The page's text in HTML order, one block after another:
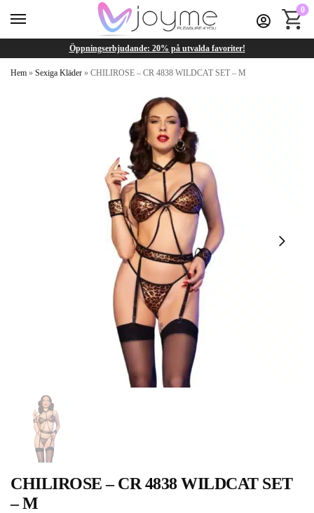
0
Öppningserbjudande: 20% på utvalda favoriter!
Hem » Sexiga Kläder » CHILIROSE – CR 4838 WILDCAT SET – M
CHILIROSE – CR 4838 WILDCAT SET
– M